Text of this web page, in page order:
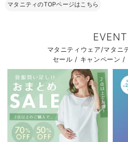
マタニティのTOPページはこちら
EVENT
マタニティウェア/マタニ
セール / キャンペーン /